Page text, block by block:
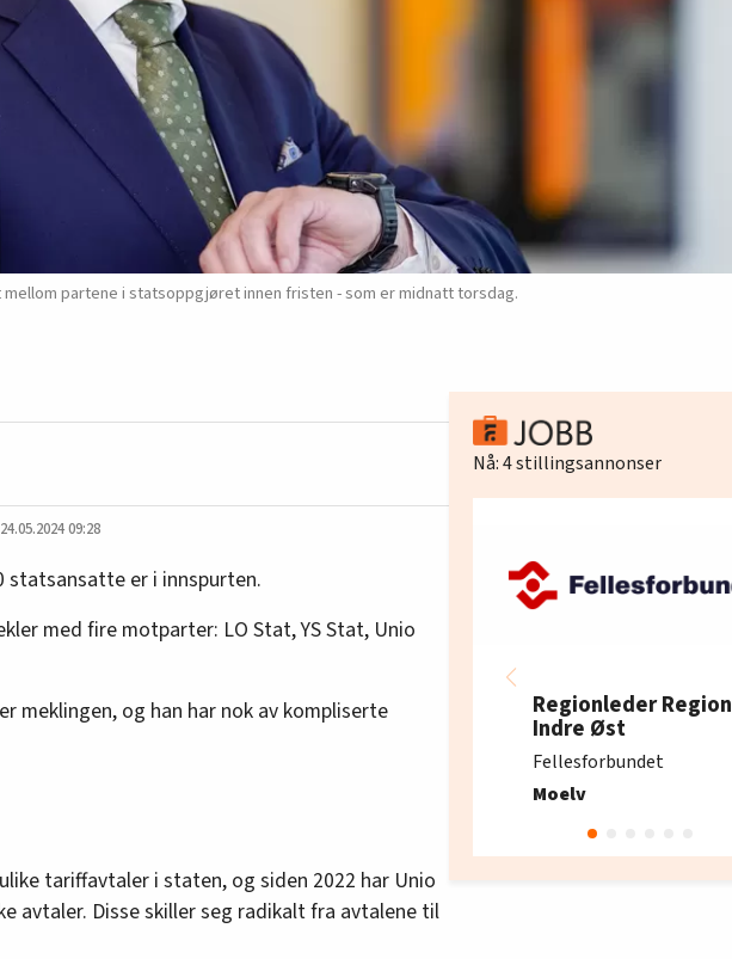
mellom partene i statsoppgjøret innen fristen - som er midnatt torsdag.
24.05.2024 09:28
statsansatte er i innspurten.
med fire motparter: LO Stat, YS Stat, Unio
meklingen, og han har nok av kompliserte
tariffavtaler i staten, og siden 2022 har Unio
avtaler. Disse skiller seg radikalt fra avtalene til
Nå:4stillingsannonser
Regionleder Region
Indre Øst
Fellesforbundet
Moelv